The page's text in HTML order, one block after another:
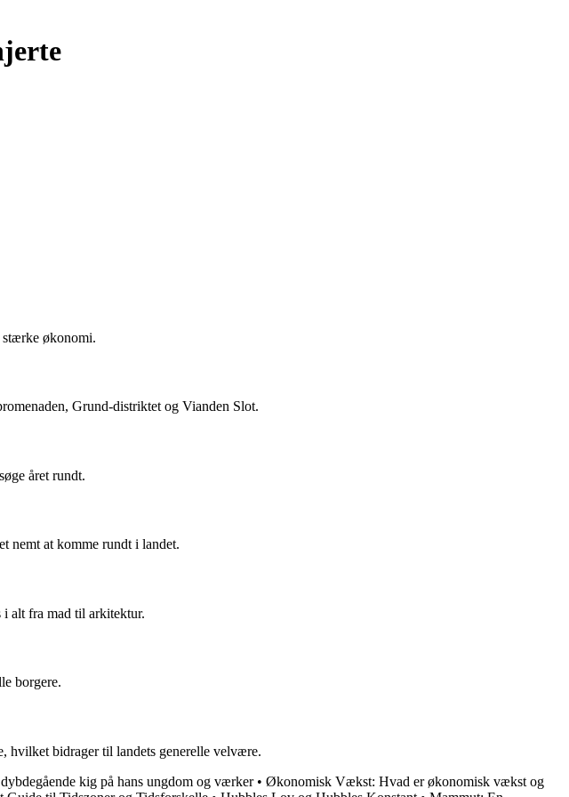
stærke økonomi.
Grund-distriktet og Vianden Slot.
året rundt.
nemt at komme rundt i landet.
alt fra mad til arkitektur.
borgere.
hvilket bidrager til landets generelle velvære.
kig på hans ungdom og værker• Økonomisk Vækst: Hvad er økonomisk vækst og